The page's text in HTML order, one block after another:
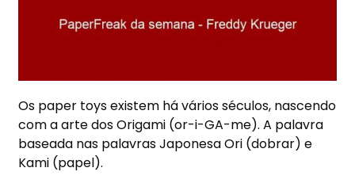
Os paper toys existem há vários séculos, nascendo
com a arte dos Origami (or-i-GA-me). A palavra
baseada nas palavras Japonesa Ori (dobrar) e
Kami (papel).